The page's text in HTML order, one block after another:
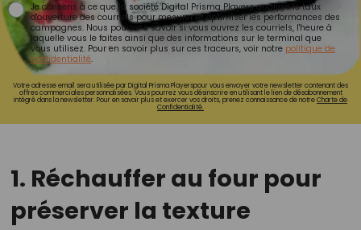
Je consens à ce que la société Digital Prisma Players analyse le taux
d'ouverture des courriels pour mesurer et optimiser les performances des
campagnes. Nous pourrons savoir si vous ouvrez les courriels, l'heure à
laquelle vous le faites ainsi que des informations sur le terminal que
vous utilisez. Pour en savoir plus sur ces traceurs, voir notre politique de
confidentialité.
Votre adresse email sera utilisée par Digital Prisma Playerspour vous envoyer votre newsletter contenant des
offres commerciales personnalisées. Vous pourrez vous désinscrire en utilisant le lien de désabonnement
intégré dans la newsletter. Pour en savoir plus et exercer vos droits, prenez connaissance de notreCharte de
Confidentialité.
1. Réchauffer au four pour
préserver la texture